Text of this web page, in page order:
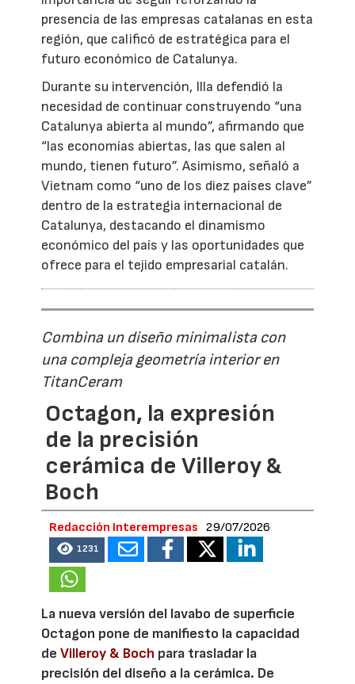
presencia de las empresas catalanas en esta
región, que calificó de estratégica para el
futuro económico de Catalunya.
Durante su intervención, Illa defendió la
necesidad de continuar construyendo “una
Catalunya abierta al mundo”, afirmando que
“las economías abiertas, las que salen al
mundo, tienen futuro”. Asimismo, señaló a
Vietnam como “uno de los diez países clave”
dentro de la estrategia internacional de
Catalunya, destacando el dinamismo
económico del país y las oportunidades que
ofrece para el tejido empresarial catalán.
Combina un diseño minimalista con
una compleja geometría interior en
TitanCeram
Octagon, la expresión
de la precisión
cerámica de Villeroy &
Boch
Redacción Interempresas 29/07/2026
1231
La nueva versión del lavabo de superficie
Octagon pone de manifiesto la capacidad
deVilleroy & Boch para trasladar la
precisión del diseño a la cerámica. De